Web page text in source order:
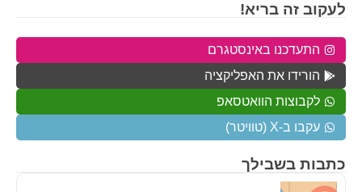
כתבות בשבילך
לעקוב זה בריא!
התעדכנו באינסטגרם
הורידו את האפליקציה
לקבוצות הוואטסאפ
עקבו ב-X (טוויטר)